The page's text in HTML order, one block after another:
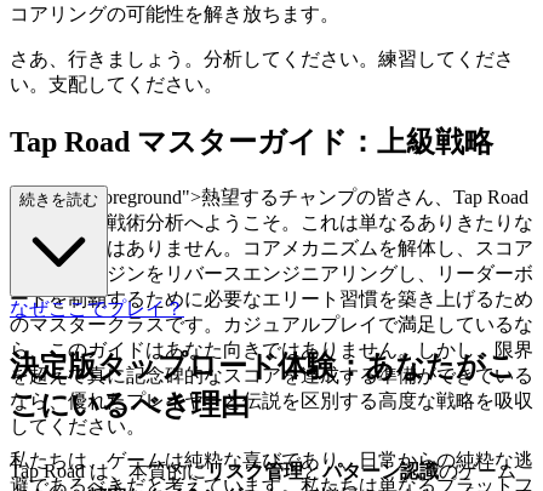
コアリングの可能性を解き放ちます。
さあ、行きましょう。分析してください。練習してくださ
い。支配してください。
Tap Road マスターガイド：上級戦略
"mb-4 text-foreground">熱望するチャンプの皆さん、Tap Road
の決定的な戦術分析へようこそ。これは単なるありきたりな
ヒント集ではありません。コアメカニズムを解体し、スコア
リングエンジンをリバースエンジニアリングし、リーダーボ
ードを制覇するために必要なエリート習慣を築き上げるため
のマスタークラスです。カジュアルプレイで満足しているな
ら、このガイドはあなた向きではありません。しかし、限界
を超えて真に記念碑的なスコアを達成する準備ができている
なら、優れたプレイヤーと伝説を区別する高度な戦略を吸収
してください。
Tap Road は、本質的にリスク管理とパターン認識のゲーム
続きを読む
なぜここでプレイ？
決定版タップロード体験：あなたがこ
こにいるべき理由
私たちは、ゲームは純粋な喜びであり、日常からの純粋な逃
避であるべきだと考えています。私たちは単なるプラットフ